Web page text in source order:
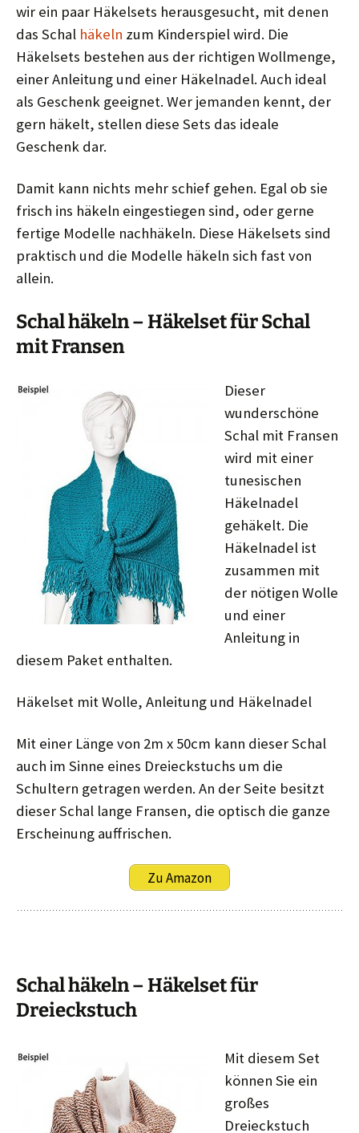
wir ein paar Häkelsets herausgesucht, mit denen
das Schal häkeln zum Kinderspiel wird. Die
Häkelsets bestehen aus der richtigen Wollmenge,
einer Anleitung und einer Häkelnadel. Auch ideal
als Geschenk geeignet. Wer jemanden kennt, der
gern häkelt, stellen diese Sets das ideale
Geschenk dar.
Damit kann nichts mehr schief gehen. Egal ob sie
frisch ins häkeln eingestiegen sind, oder gerne
fertige Modelle nachhäkeln. Diese Häkelsets sind
praktisch und die Modelle häkeln sich fast von
allein.
Schal häkeln – Häkelset für Schal
mit Fransen
Dieser
wunderschöne
Schal mit Fransen
wird mit einer
tunesischen
Häkelnadel
gehäkelt. Die
Häkelnadel ist
zusammen mit
der nötigen Wolle
und einer
Anleitung in
diesem Paket enthalten.
Häkelset mit Wolle, Anleitung und Häkelnadel
Mit einer Länge von 2m x 50cm kann dieser Schal
auch im Sinne eines Dreieckstuchs um die
Schultern getragen werden. An der Seite besitzt
dieser Schal lange Fransen, die optisch die ganze
Erscheinung auffrischen.
Zu Amazon
Schal häkeln – Häkelset für
Dreieckstuch
Mit diesem Set
können Sie ein
großes
Dreieckstuch